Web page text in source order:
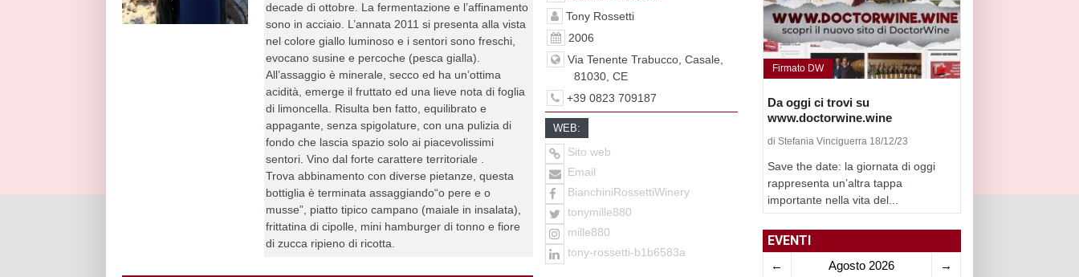
decade di ottobre. La fermentazione e l’affinamento
sono in acciaio. L’annata 2011 si presenta alla vista
nel colore giallo luminoso e i sentori sono freschi,
evocano susine e percoche (pesca gialla).
All’assaggio è minerale, secco ed ha un’ottima
acidità, emerge il fruttato ed una lieve nota di foglia
di limoncella. Risulta ben fatto, equilibrato e
appagante, senza spigolature, con una pulizia di
fondo che lascia spazio solo ai piacevolissimi
sentori. Vino dal forte carattere territoriale .
Trova abbinamento con diverse pietanze, questa
bottiglia è terminata assaggiando“o pere e o
musse”, piatto tipico campano (maiale in insalata),
frittatina di cipolle, mini hamburger di tonno e fiore
di zucca ripieno di ricotta.
Tony Rossetti
2006
Via Tenente Trabucco, Casale,
81030, CE
+39 0823 709187
WEB:
Sito web
Email
BianchiniRossettiWinery
tonymille880
mille880
tony-rossetti-b1b6583a
Firmato DW
Da oggi ci trovi su
www.doctorwine.wine
di Stefania Vinciguerra 18/12/23
Save the date: la giornata di oggi
rappresenta un’altra tappa
importante nella vita del...
EVENTI
← Agosto 2026 →